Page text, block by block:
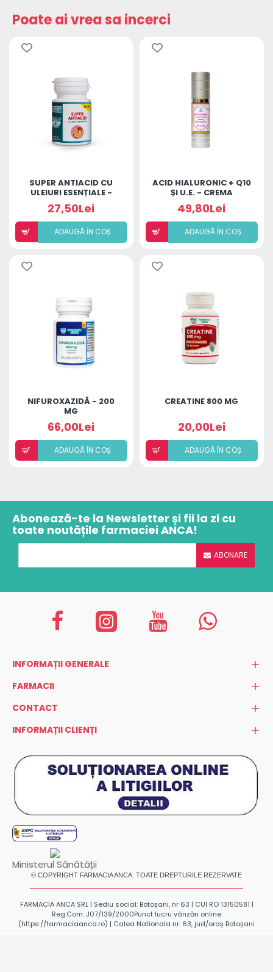
Poate ai vrea sa incerci
SUPER ANTIACID CU
ULEIURI ESENȚIALE -
20CP
27,50Lei
ADAUGÃ ÎN COȘ
ACID HIALURONIC + Q10
ȘI U.E. - CREMA
REVITALIZANTĂ DE
NOAPTE
49,80Lei
ADAUGÃ ÎN COȘ
NIFUROXAZIDĂ - 200
MG
66,00Lei
ADAUGÃ ÎN COȘ
CREATINE 800 MG
20,00Lei
ADAUGÃ ÎN COȘ
Abonează-te la Newsletter și fii la zi cu
toate noutățile farmaciei ANCA!
ABONARE
INFORMAȚII GENERALE
FARMACII
CONTACT
INFORMAȚII CLIENȚI
Ministerul Sănătății
© COPYRIGHT FARMACIA ANCA. TOATE DREPTURILE REZERVATE
FARMACIA ANCA SRL | Sediu social: Botoșani, nr 63 | CUI RO 13150581 |
Reg.Com: J07/139/2000Punct lucru vânzări online
(https://farmaciaanca.ro) | Calea Nationala nr. 63, jud/oraș Botoșani